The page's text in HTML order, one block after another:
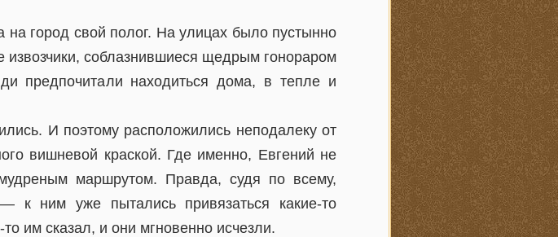
город свой полог. На улицах было пустынно
извозчики, соблазнившиеся щедрым гонораром
предпочитали находиться дома, в тепле и
И поэтому расположились неподалеку от
вишневой краской. Где именно, Евгений не
маршрутом. Правда, судя по всему,
к ним уже пытались привязаться какие-то
им сказал, и они мгновенно исчезли.